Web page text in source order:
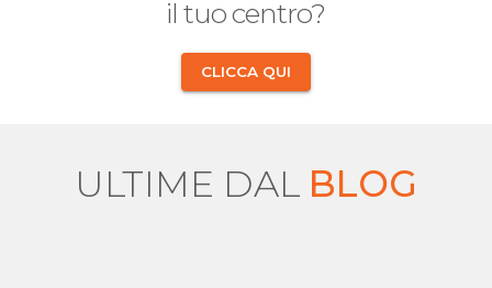
il tuo centro?
CLICCA QUI
ULTIME DAL BLOG